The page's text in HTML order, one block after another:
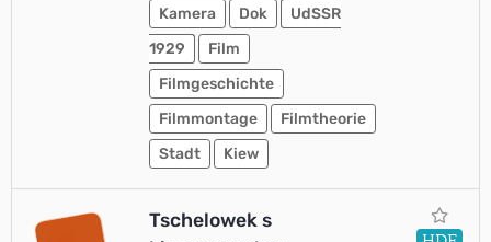
Kamera Dok
UdSSR
1929
Film
Filmgeschichte
Filmmontage
Filmtheorie
Stadt
Kiew
Tschelowek s